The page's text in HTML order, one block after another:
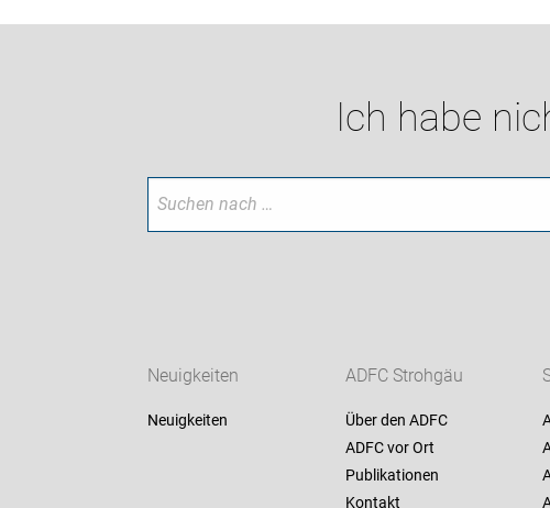
Ich habe
Neuigkeiten
Neuigkeiten
ADFC Strohgäu
Über den ADFC
ADFC vor Ort
Publikationen
Kontakt